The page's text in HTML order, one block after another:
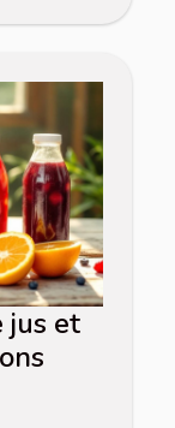
jus et